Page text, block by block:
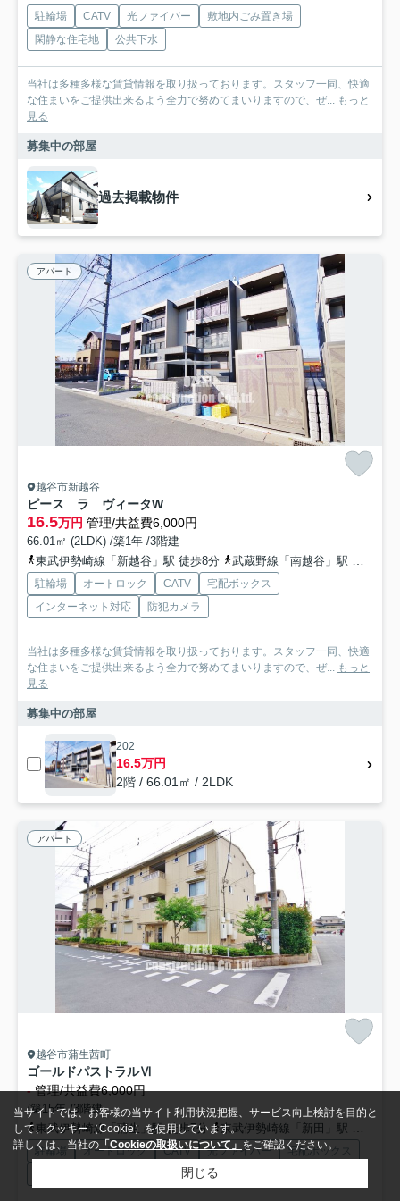
駐輪場 CATV 光ファイバー
敷地内ごみ置き場
閑静な住宅地
公共下水
当社は多種多様な賃貸情報を取り扱っております。スタッフ一同、快適
な住まいをご提供出来るよう全力で努めてまいりますので、ぜ...
もっと
見る
募集中の部屋
過去掲載物件
アパート
越谷市新越谷
ピース ラ ヴィータW
16.5万円 管理/共益費6,000円
66.01㎡ (2LDK) /築1年 /3階建
東武伊勢崎線「新越谷」駅 徒歩8分
武蔵野線「南越谷」駅 徒歩10分
駐輪場 オートロック CATV
宅配ボックス
インターネット対応
防犯カメラ
当社は多種多様な賃貸情報を取り扱っております。スタッフ一同、快適
な住まいをご提供出来るよう全力で努めてまいりますので、ぜ...
もっと
見る
募集中の部屋
202
16.5万円
2階 / 66.01㎡ / 2LDK
アパート
越谷市蒲生茜町
ゴールドパストラルⅥ
-管理/共益費6,000円
/築15年 /3階建
東武伊勢崎線「蒲生」駅 徒歩7分
東武伊勢崎線「新田」駅 徒歩18分
駐輪場 オートロック CATV 光ファイバー
宅配ボックス
当サイトでは、お客様の当サイト利用状況把握、サービス向上検討を目的と
して、クッキー（Cookie）を使用しています。
詳しくは、当社の 「Cookieの取扱いについて」 をご確認ください。
閉じる